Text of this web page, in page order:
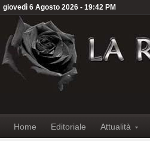
giovedì 6 Agosto 2026 - 19:42 PM
Home Editoriale Attualità